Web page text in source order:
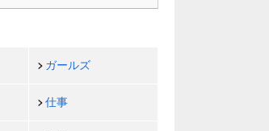
ガールズ
仕事